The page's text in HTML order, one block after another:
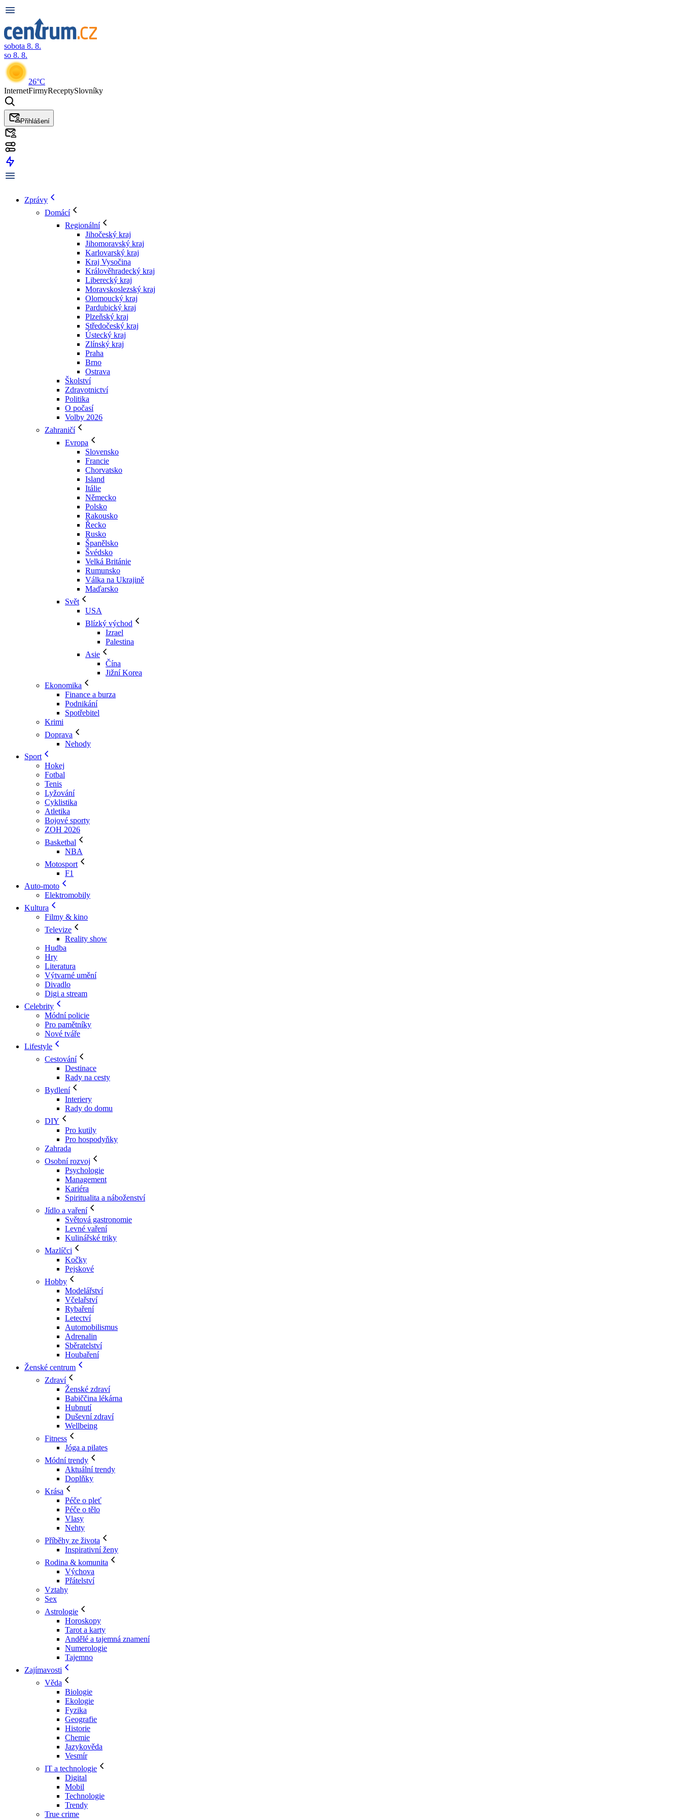
sobota 8. 8.
so 8. 8.
26°C
InternetFirmyReceptySlovníky
Přihlášení
Zprávy
Domácí
Regionální
Jihočeský kraj
Jihomoravský kraj
Karlovarský kraj
Kraj Vysočina
Králověhradecký kraj
Liberecký kraj
Moravskoslezský kraj
Olomoucký kraj
Pardubický kraj
Plzeňský kraj
Středočeský kraj
Ústecký kraj
Zlínský kraj
Praha
Brno
Ostrava
Školství
Zdravotnictví
Politika
O počasí
Volby 2026
Zahraničí
Evropa
Slovensko
Francie
Chorvatsko
Island
Itálie
Německo
Polsko
Rakousko
Řecko
Rusko
Španělsko
Švédsko
Velká Británie
Rumunsko
Válka na Ukrajině
Maďarsko
Svět
USA
Blízký východ
Izrael
Palestina
Asie
Čína
Jižní Korea
Ekonomika
Finance a burza
Podnikání
Spotřebitel
Krimi
Doprava
Nehody
Sport
Hokej
Fotbal
Tenis
Lyžování
Cyklistika
Atletika
Bojové sporty
ZOH 2026
Basketbal
NBA
Motosport
F1
Auto-moto
Elektromobily
Kultura
Filmy & kino
Televize
Reality show
Hudba
Hry
Literatura
Výtvarné umění
Divadlo
Digi a stream
Celebrity
Módní policie
Pro pamětníky
Nové tváře
Lifestyle
Cestování
Destinace
Rady na cesty
Bydlení
Interiery
Rady do domu
DIY
Pro kutily
Pro hospodyňky
Zahrada
Osobní rozvoj
Psychologie
Management
Kariéra
Spiritualita a náboženství
Jídlo a vaření
Světová gastronomie
Levné vaření
Kulinářské triky
Mazlíčci
Kočky
Pejskové
Hobby
Modelářství
Včelařství
Rybaření
Letectví
Automobilismus
Adrenalin
Sběratelství
Houbaření
Ženské centrum
Zdraví
Ženské zdraví
Babiččina lékárna
Hubnutí
Duševní zdraví
Wellbeing
Fitness
Jóga a pilates
Módní trendy
Aktuální trendy
Doplňky
Krása
Péče o pleť
Péče o tělo
Vlasy
Nehty
Příběhy ze života
Inspirativní ženy
Rodina & komunita
Výchova
Přátelství
Vztahy
Sex
Astrologie
Horoskopy
Tarot a karty
Andělé a tajemná znamení
Numerologie
Tajemno
Zajímavosti
Věda
Biologie
Ekologie
Fyzika
Geografie
Historie
Chemie
Jazykověda
Vesmír
IT a technologie
Digital
Mobil
Technologie
Trendy
True crime